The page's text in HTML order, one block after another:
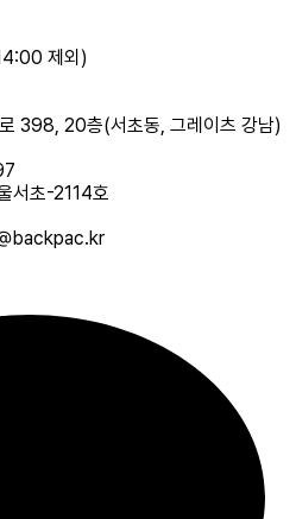
제외)
398, 20층(서초동, 그레이츠 강남)
서초-2114호